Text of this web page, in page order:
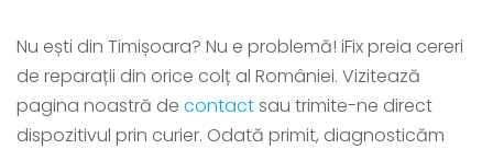
Nu ești din Timișoara? Nu e problemă! iFix preia cereri
de reparații din orice colț al României. Vizitează
pagina noastră de contactsau trimite-ne direct
dispozitivul prin curier. Odată primit, diagnosticăm